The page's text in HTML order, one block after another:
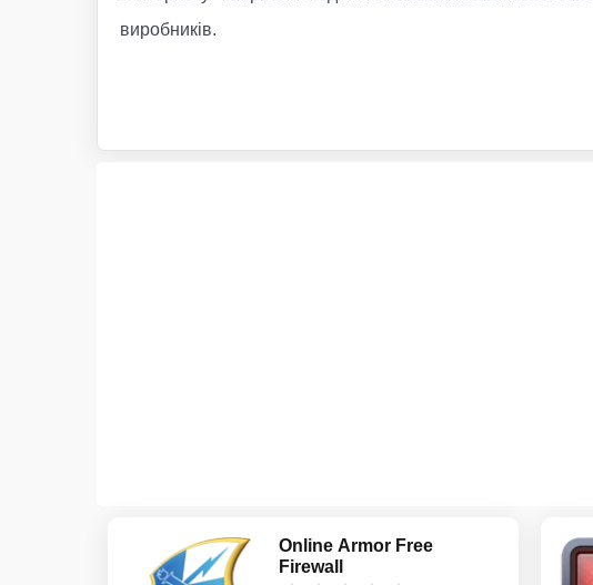
виробників.
Online Armor Free
Firewall